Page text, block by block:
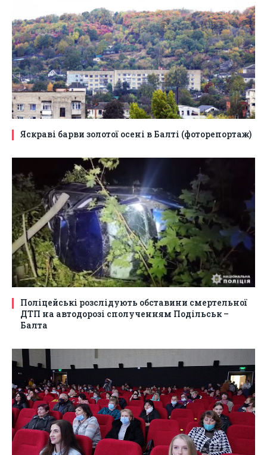
Яскраві барви золотої осені в Балті (фоторепортаж)
Поліцейські розслідують обставини смертельної
ДТП на автодорозі сполученням Подільськ –
Балта